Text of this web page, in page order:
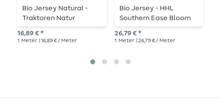
Bio Jersey Natural -
Traktoren Natur
16,89 € *
1 Meter | 16,89 € / Meter
Bio Jersey - HHL
Southern Ease Bloom
Drift Grün
26,79 € *
1 Meter | 26,79 € / Meter